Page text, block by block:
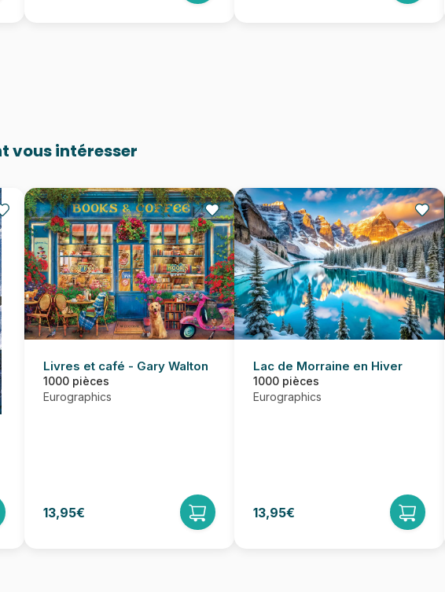
vous intéresser
Livres et café - Gary Walton
1000 pièces
Eurographics
13,95€
Lac de Morraine en Hiver
1000 pièces
Eurographics
13,95€